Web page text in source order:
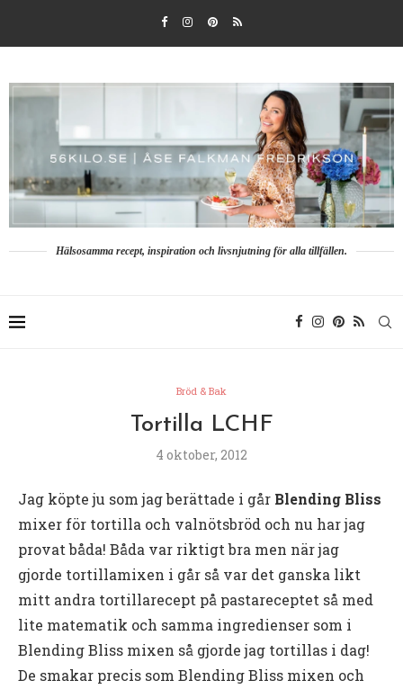
Hälsosamma recept, inspiration och livsnjutning för alla tillfällen.
Bröd & Bak
Tortilla LCHF
4 oktober, 2012
Jag köpte ju som jag berättade i går Blending Bliss
mixer för tortilla och valnötsbröd och nu har jag
provat båda! Båda var riktigt bra men när jag
gjorde tortillamixen i går så var det ganska likt
mitt andra tortillarecept på pastareceptet så med
lite matematik och samma ingredienser som i
Blending Bliss mixen så gjorde jag tortillas i dag!
De smakar precis som Blending Bliss mixen och